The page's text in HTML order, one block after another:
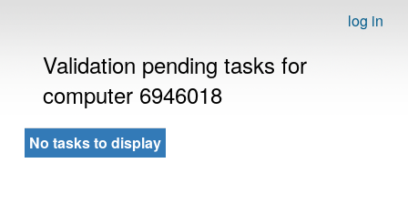
log in
Validation pending tasks for
computer 6946018
No tasks to display